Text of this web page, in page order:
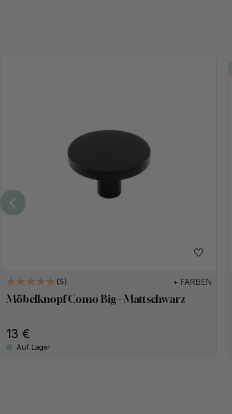
5 + FARBEN
Möbelknopf Como Big - Mattschwarz
13
Auf Lager